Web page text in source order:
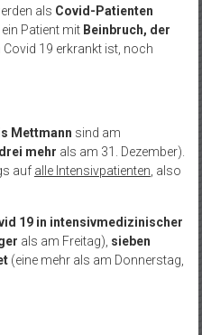
als Covid-Patienten
Patient mit Beinbruch, der
19 erkrankt ist, noch
Mettmann sind am
drei mehr als am 31. Dezember).
auf alle Intensivpatienten , also
19 in intensivmedizinischer
als am Freitag), sieben
(eine mehr als am Donnerstag,